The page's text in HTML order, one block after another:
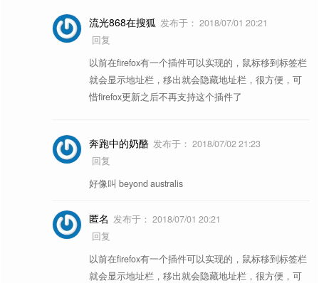
流光868在搜狐 发布于： 2018/07/01 20:21
回复
以前在firefox有一个插件可以实现的，鼠标移到标签栏
就会显示地址栏，移出就会隐藏地址栏，很方便，可
惜firefox更新之后不再支持这个插件了
奔跑中的奶酪 发布于： 2018/07/02 21:23
回复
好像叫 beyond australis
匿名 发布于： 2018/07/01 20:21
回复
以前在firefox有一个插件可以实现的，鼠标移到标签栏
就会显示地址栏，移出就会隐藏地址栏，很方便，可